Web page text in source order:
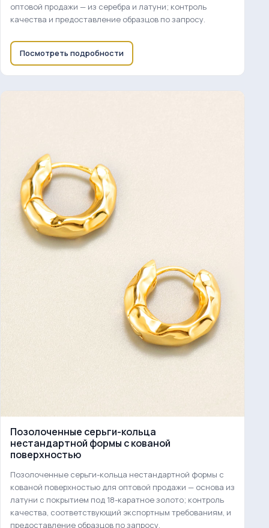
оптовой продажи — из серебра и латуни; контроль
качества и предоставление образцов по запросу.
Посмотреть подробности
Позолоченные серьги-кольца
нестандартной формы с кованой
поверхностью
Позолоченные серьги-кольца нестандартной формы с
кованой поверхностью для оптовой продажи — основа из
латуни с покрытием под 18-каратное золото; контроль
качества, соответствующий экспортным требованиям, и
предоставление образцов по запросу.